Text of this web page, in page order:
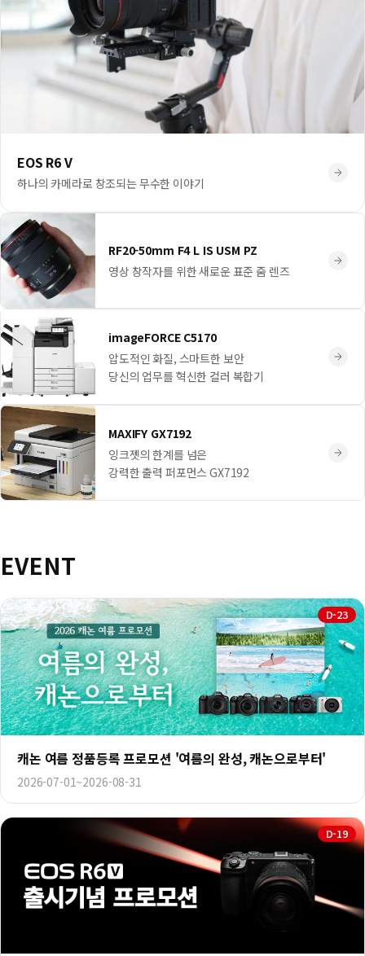
EOS R6 V
하나의 카메라로 창조되는 무수한 이야기
RF20-50mm F4 L IS USM PZ
영상 창작자를 위한 새로운 표준 줌 렌즈
imageFORCE C5170
압도적인 화질, 스마트한 보안
당신의 업무를 혁신한 컬러 복합기
MAXIFY GX7192
잉크젯의 한계를 넘은
강력한 출력 퍼포먼스 GX7192
EVENT
D-23
캐논 여름 정품등록 프로모션 '여름의 완성, 캐논으로부터'
2026-07-01~2026-08-31
D-19